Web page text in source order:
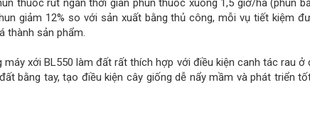
thuốc rút ngắn thời gian phun thuốc xuống 1,5 giờ/ha (phun
giảm 12% so với sản xuất bằng thủ công, mỗi vụ tiết kiệm
thành sản phẩm.
xới BL550 làm đất rất thích hợp với điều kiện canh tác rau ở
bằng tay, tạo điều kiện cây giống dễ nẩy mầm và phát triển